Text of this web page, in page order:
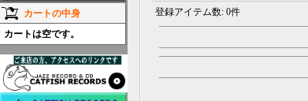
カートの中身
カートは空です。
登録アイテム数: 0件